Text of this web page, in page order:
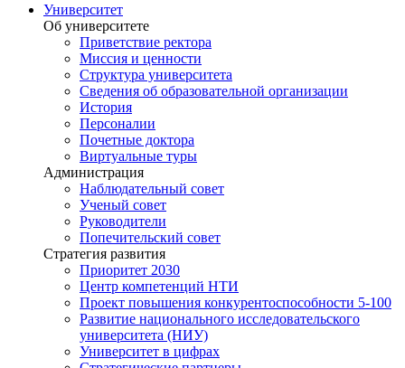
Университет
Об университете
Приветствие ректора
Миссия и ценности
Структура университета
Сведения об образовательной организации
История
Персоналии
Почетные доктора
Виртуальные туры
Администрация
Наблюдательный совет
Ученый совет
Руководители
Попечительский совет
Стратегия развития
Приоритет 2030
Центр компетенций НТИ
Проект повышения конкурентоспособности 5-100
Развитие национального исследовательского
университета (НИУ)
Университет в цифрах